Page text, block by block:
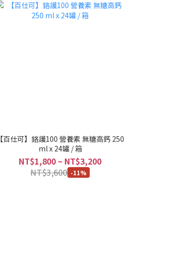
【百仕可】鉻護100 營養素 無糖高鈣 250
ml x 24罐 / 箱
NT$1,800 ~ NT$3,200
NT$3,600 -11%